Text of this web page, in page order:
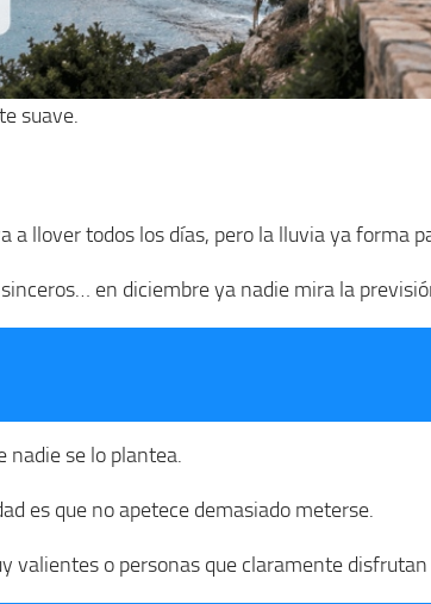
suave.
llover todos los días, pero la lluvia ya forma
en diciembre ya nadie mira la
nadie se lo plantea.
es que no apetece demasiado meterse.
o personas que claramente